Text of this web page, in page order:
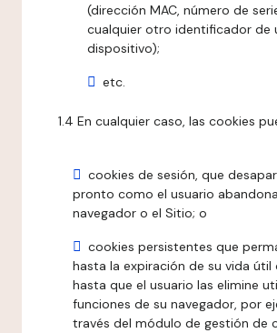
(dirección MAC, número de
cualquier otro identificador de
dispositivo);
etc.
1.4 En cualquier caso, las cookies
cookies de sesión, que
pronto como el usuario
navegador o el Sitio; o
cookies persistentes que
hasta la expiración de su vida útil
hasta que el usuario las elimine
funciones de su navegador, por
través del módulo de gestión de